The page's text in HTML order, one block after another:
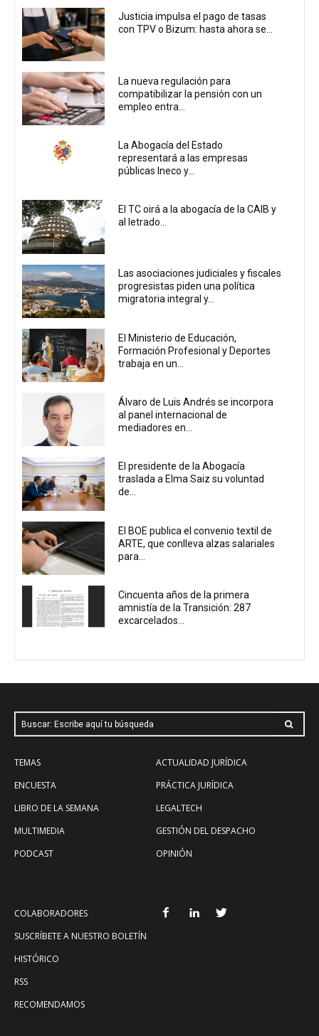
Justicia impulsa el pago de tasas
con TPV o Bizum: hasta ahora se...
La nueva regulación para
compatibilizar la pensión con un
empleo entra...
La Abogacía del Estado
representará a las empresas
públicas Ineco y...
El TC oirá a la abogacía de la CAIB y
al letrado...
Las asociaciones judiciales y fiscales
progresistas piden una política
migratoria integral y...
El Ministerio de Educación,
Formación Profesional y Deportes
trabaja en un...
Álvaro de Luis Andrés se incorpora
al panel internacional de
mediadores en...
El presidente de la Abogacía
traslada a Elma Saiz su voluntad
de...
El BOE publica el convenio textil de
ARTE, que conlleva alzas salariales
para...
Cincuenta años de la primera
amnistía de la Transición: 287
excarcelados...
Buscar: Escribe aquí tu búsqueda
TEMAS
ENCUESTA
LIBRO DE LA SEMANA
MULTIMEDIA
PODCAST
ACTUALIDAD JURÍDICA
PRÁCTICA JURÍDICA
LEGALTECH
GESTIÓN DEL DESPACHO
OPINIÓN
COLABORADORES
SUSCRÍBETE A NUESTRO BOLETÍN
HISTÓRICO
RSS
RECOMENDAMOS